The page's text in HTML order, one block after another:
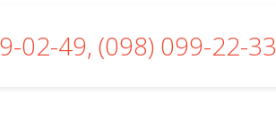
02-49, (098) 099-22-33